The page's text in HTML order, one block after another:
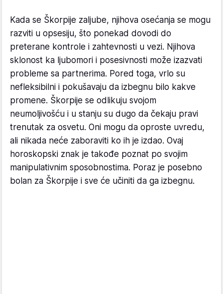
Kada se Škorpije zaljube, njihova osećanja se mogu
razviti u opsesiju, što ponekad dovodi do
preterane kontrole i zahtevnosti u vezi. Njihova
sklonost ka ljubomori i posesivnosti može izazvati
probleme sa partnerima. Pored toga, vrlo su
nefleksibilni i pokušavaju da izbegnu bilo kakve
promene. Škorpije se odlikuju svojom
neumoljivošću i u stanju su dugo da čekaju pravi
trenutak za osvetu. Oni mogu da oproste uvredu,
ali nikada neće zaboraviti ko ih je izdao. Ovaj
horoskopski znak je takođe poznat po svojim
manipulativnim sposobnostima. Poraz je posebno
bolan za Škorpije i sve će učiniti da ga izbegnu.